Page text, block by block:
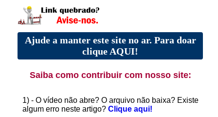
Ajude a manter este site no ar. Para doar
clique AQUI!
Saiba como contribuir com nosso site:
1) - O vídeo não abre? O arquivo não baixa? Existe
algum erro neste artigo? Clique aqui!